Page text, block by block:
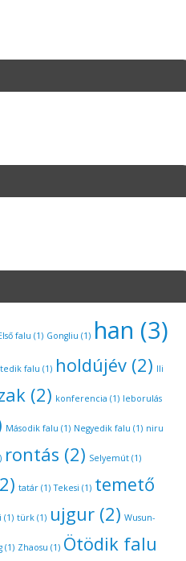
falu (1) Gongliu (1) han (3)
falu (1) holdújév(2) Ili
(2) konferencia (1) leborulás
Második falu (1) Negyedik falu (1) niru
rontás (2) Selyemút(1)
tatár(1) Tekesi (1) temető
(1) türk(1) ujgur(2) Wusun-
(1) Zhaosu (1) Ötödik falu